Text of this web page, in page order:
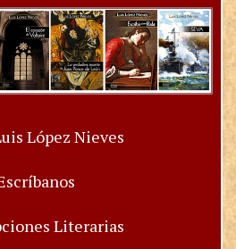
López Nieves
Literarias